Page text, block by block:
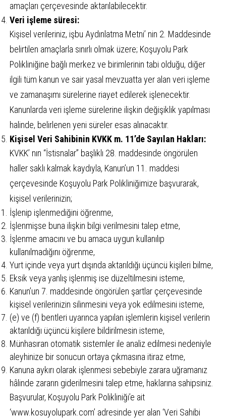
amaçları çerçevesinde aktarılabilecektir.
Veri işleme süresi:
Kişisel verileriniz, işbu Aydınlatma Metni’ nin 2. Maddesinde
belirtilen amaçlarla sınırlı olmak üzere; Koşuyolu Park
Polikliniğine bağlı merkez ve birimlerinin tabi olduğu, diğer
ilgili tüm kanun ve sair yasal mevzuatta yer alan veri işleme
ve zamanaşımı sürelerine riayet edilerek işlenecektir.
Kanunlarda veri işleme sürelerine ilişkin değişiklik yapılması
halinde, belirlenen yeni süreler esas alınacaktır.
Kişisel Veri Sahibinin KVKK m. 11’de Sayılan Hakları:
KVKK’ nın “İstisnalar” başlıklı 28. maddesinde öngörülen
haller saklı kalmak kaydıyla, Kanun’un 11. maddesi
çerçevesinde Koşuyolu Park Polikliniğimize başvurarak,
kişisel verilerinizin;
İşlenip işlenmediğini öğrenme,
İşlenmişse buna ilişkin bilgi verilmesini talep etme,
İşlenme amacını ve bu amaca uygun kullanılıp
kullanılmadığını öğrenme,
Yurt içinde veya yurt dışında aktarıldığı üçüncü kişileri bilme,
Eksik veya yanlış işlenmiş ise düzeltilmesini isteme,
Kanun’un 7. maddesinde öngörülen şartlar çerçevesinde
kişisel verilerinizin silinmesini veya yok edilmesini isteme,
(e) ve (f) bentleri uyarınca yapılan işlemlerin kişisel verilerin
aktarıldığı üçüncü kişilere bildirilmesin isteme,
Münhasıran otomatik sistemler ile analiz edilmesi nedeniyle
aleyhinize bir sonucun ortaya çıkmasına itiraz etme,
Kanuna aykırı olarak işlenmesi sebebiyle zarara uğramanız
hâlinde zararın giderilmesini talep etme, haklarına sahipsiniz.
Başvurular, Koşuyolu Park Polikliniği’e ait
‘www.kosuyolupark.com’ adresinde yer alan ‘Veri Sahibi